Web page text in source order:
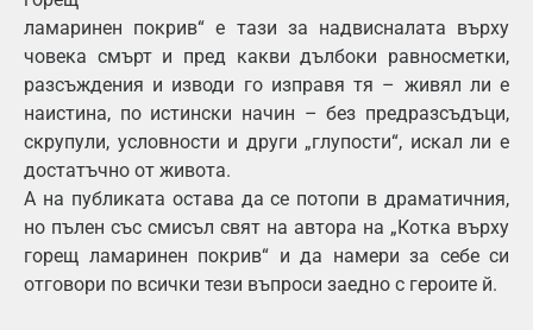
ламаринен покрив“ е тази за надвисналата върху
човека смърт и пред какви дълбоки равносметки,
разсъждения и изводи го изправя тя – живял ли е
наистина, по истински начин – без предразсъдъци,
скрупули, условности и други „глупости“, искал ли е
достатъчно от живота.
А на публиката остава да се потопи в драматичния,
но пълен със смисъл свят на автора на „Котка върху
горещ ламаринен покрив“ и да намери за себе си
отговори по всички тези въпроси заедно с героите й.